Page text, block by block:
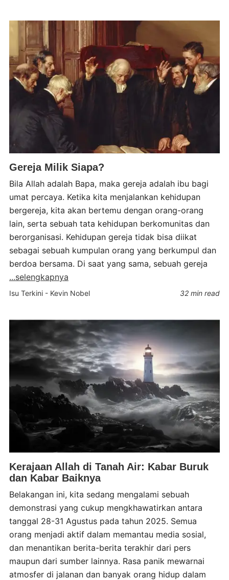
Gereja Milik Siapa?
Bila Allah adalah Bapa, maka gereja adalah ibu bagi
umat percaya. Ketika kita menjalankan kehidupan
bergereja, kita akan bertemu dengan orang-orang
lain, serta sebuah tata kehidupan berkomunitas dan
berorganisasi. Kehidupan gereja tidak bisa diikat
sebagai sebuah kumpulan orang yang berkumpul dan
berdoa bersama. Di saat yang sama, sebuah gereja
...selengkapnya
Isu Terkini - Kevin Nobel 32 min read
Kerajaan Allah di Tanah Air: Kabar Buruk
dan Kabar Baiknya
Belakangan ini, kita sedang mengalami sebuah
demonstrasi yang cukup mengkhawatirkan antara
tanggal 28-31 Agustus pada tahun 2025. Semua
orang menjadi aktif dalam memantau media sosial,
dan menantikan berita-berita terakhir dari pers
maupun dari sumber lainnya. Rasa panik mewarnai
atmosfer di jalanan dan banyak orang hidup dalam